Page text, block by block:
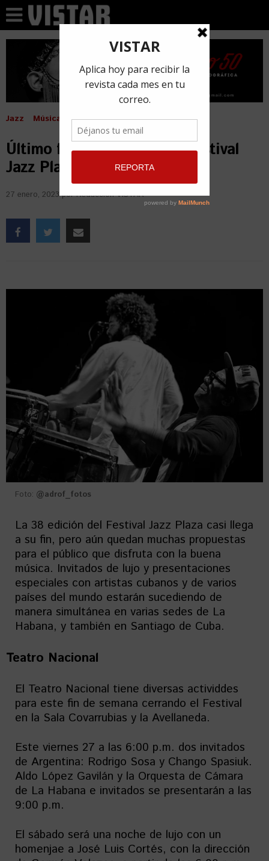
Jazz Música
Último fin de semana del Festival
Jazz Plaza en La Habana
27 enero, 2023 porRedacción VISTAR
Foto: @adrof_fotos
La 38 edición del Festival Jazz Plaza casi llega
a su fin, pero aún quedan muchas propuestas
para el público que disfruta con la buena
música. Invitados de lujo y presentaciones
especiales con artistas cubanos y de varios
países del mundo estarán sucediendo de
manera simultánea en varias sedes de La
Habana, y también en Santiago de Cuba.
Teatro Nacional
El Teatro Nacional tiene diversas actividdes
para este fin de semana cerrando el Festival
en la Sala Covarrubias y la Avellaneda.
Este viernes 27 a las 6:00 p.m. dos invitados
de Argentina: Rodrigo Sosa y Chango Spasiuk.
Aldo López Gavilán y la Orquesta de Cámara
de La Habana e invitados se presentarán a las
9:00 p.m.
El sábado será una noche de lujo con un
homenjae a José Luis Cortés, con la dirección